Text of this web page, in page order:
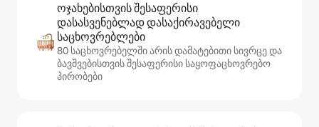
ოჯახებისთვის შესაფერისი
დასასვენებლად დასაქირავებელი
საცხოვრებლები
80 საცხოვრებელში არის დამატებითი სივრცე და
ბავშვებისთვის შესაფერისი საყოფაცხოვრებო
პირობები